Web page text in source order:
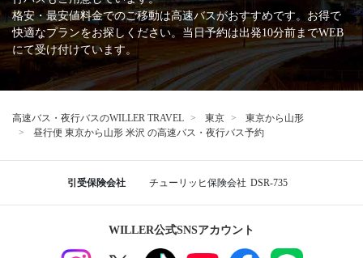
格安・最安値料金でのご移動は高速バスがおすすめです。お得で
快適なプランをお探しください。当日予約は出発10分前までWEB
にて受け付けています。
高速バス・夜行バスのWILLER TRAVEL 東京
東京から山形
昼行便 東京から山形 米沢 の高速バス・夜行バス予約
引受保険会社 チューリッヒ保険会社 DSR-735
WILLER公式SNSアカウント